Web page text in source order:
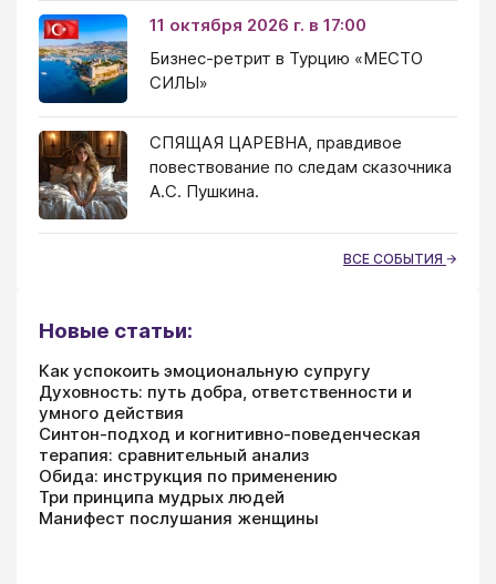
11 октября 2026 г. в 17:00
Бизнес-ретрит в Турцию «МЕСТО
СИЛЫ»
СПЯЩАЯ ЦАРЕВНА, правдивое
повествование по следам сказочника
А.С. Пушкина.
ВСЕ СОБЫТИЯ
Новые статьи:
Как успокоить эмоциональную супругу
Духовность: путь добра, ответственности и
умного действия
Синтон-подход и когнитивно-поведенческая
терапия: сравнительный анализ
Обида: инструкция по применению
Три принципа мудрых людей
Манифест послушания женщины